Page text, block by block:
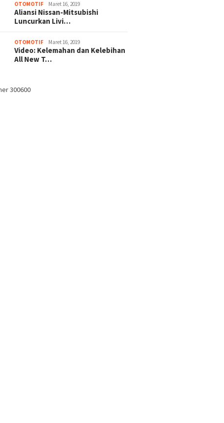
OTOMOTIF Maret 16, 2019
Aliansi Nissan-Mitsubishi
Luncurkan Livi…
OTOMOTIF Maret 16, 2019
Video: Kelemahan dan Kelebihan
All New T…